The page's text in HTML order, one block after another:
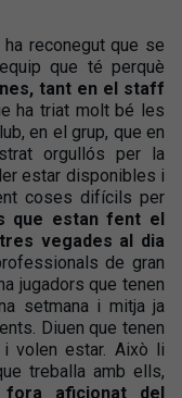
reconegut que se
que té perquè
tant en el staff
ha triat molt bé les
en el grup, que en
orgullós per la
estar disponibles i
coses difícils per
que estan fent el
vegades al dia
de gran
jugadors que tenen
setmana i mitja ja
Diuen que tenen
volen estar. Això li
treballa amb ells,
aficionat del